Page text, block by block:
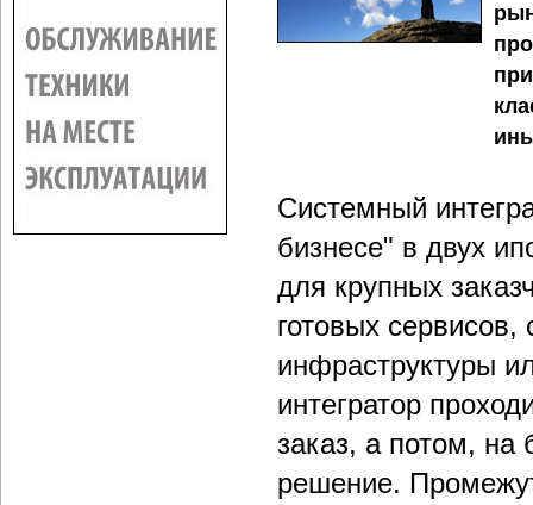
Системный
бизнесе" в двух
для крупных
готовых сервисов,
инфраструктуры
интегратор
заказ, а потом, на
решение.